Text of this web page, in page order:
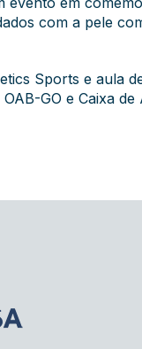
com a pele
Sports e aula
GO e Caixa